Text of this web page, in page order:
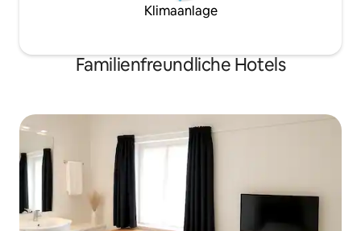
Klimaanlage
Familienfreundliche Hotels